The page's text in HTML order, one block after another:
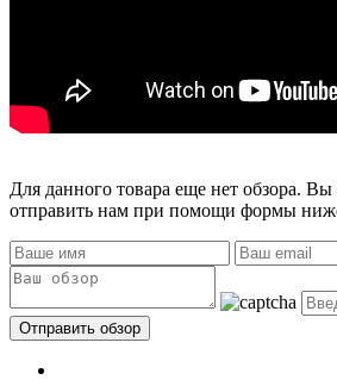
Для данного товара еще нет обзора.
отправить нам при помощи формы